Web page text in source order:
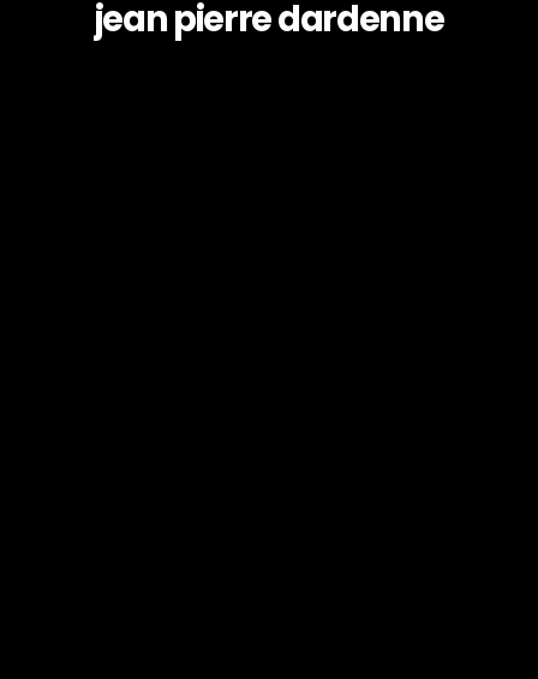
jean pierre dardenne